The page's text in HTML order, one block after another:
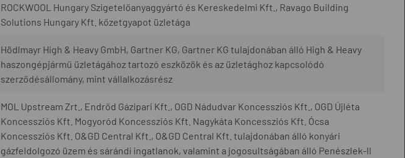
ROCKWOOL Hungary Szigetelőanyaggyártó és Kereskedelmi Kft., Ravago Building
Solutions Hungary Kft. kőzetgyapot üzletága
Hödlmayr High & Heavy GmbH, Gartner KG, Gartner KG tulajdonában álló High & Heavy
haszongépjármű üzletágához tartozó eszközök és az üzletághoz kapcsolódó
szerződésállomány, mint vállalkozásrész
MOL Upstream Zrt., Endrőd Gázipari Kft., OGD Nádudvar Koncessziós Kft., OGD Újléta
Koncessziós Kft. Mogyoród Koncessziós Kft. Nagykáta Koncessziós Kft. Ócsa
Koncessziós Kft. O&GD Central Kft., O&GD Central Kft. tulajdonában álló konyári
gázfeldolgozó üzem és sárándi ingatlanok, valamint a jogosultságában álló Penészlek-II